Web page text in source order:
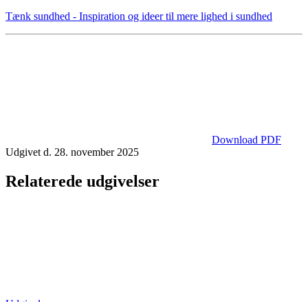
Tænk sundhed - Inspiration og ideer til mere lighed i sundhed
Download PDF
Udgivet d. 28. november 2025
Relaterede udgivelser